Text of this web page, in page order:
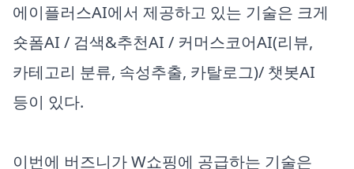
에이플러스AI에서 제공하고 있는 기술은 크게
숏폼AI / 검색&추천AI / 커머스코어AI(리뷰,
카테고리 분류, 속성추출, 카탈로그)/ 챗봇AI
등이 있다.
이번에 버즈니가 W쇼핑에 공급하는 기술은